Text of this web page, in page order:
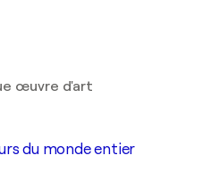
œuvre d'art
du monde entier